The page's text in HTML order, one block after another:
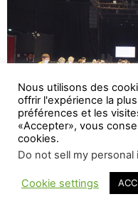
Lourdes
Nous utilisons des
offrir l'expérience la
préférences et les
«Accepter», vous
cookies.
Do not sell my personal
Cookie settings